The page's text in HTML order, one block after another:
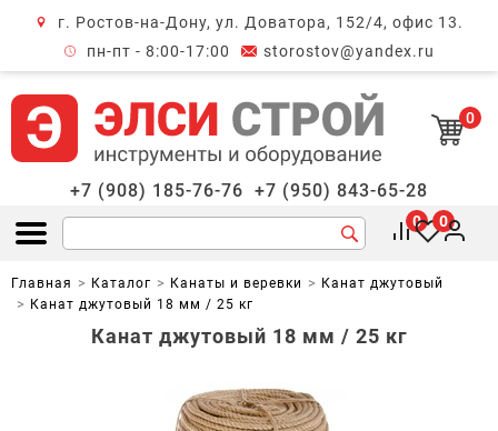
г. Ростов-на-Дону, ул. Доватора, 152/4, офис 13.
пн-пт - 8:00-17:00
storostov@yandex.ru
0
+7 (908) 185-76-76 +7 (950) 843-65-28
Открыть меню
0 0
Главная Каталог Канаты и веревки
Канат джутовый
Канат джутовый 18 мм / 25 кг
Канат джутовый 18 мм / 25 кг